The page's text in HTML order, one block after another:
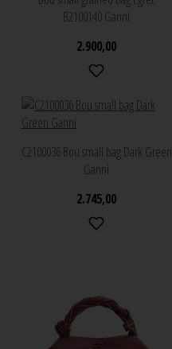
B2100140 Ganni
2.900,00
C2100036 Bou small bag Dark Green
Ganni
2.745,00